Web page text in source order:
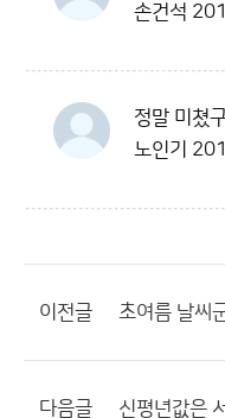
손건석
정말 미쳤
노인기
이전글 초여름 날씨
다음글 신평년값은